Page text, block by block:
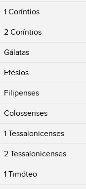
1 Coríntios
2 Coríntios
Gálatas
Efésios
Filipenses
Colossenses
1 Tessalonicenses
2 Tessalonicenses
1 Timóteo